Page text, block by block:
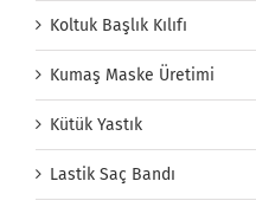
Koltuk Başlık Kılıfı
Kumaş Maske Üretimi
Kütük Yastık
Lastik Saç Bandı